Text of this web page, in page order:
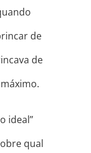
de
de
ideal”
qual